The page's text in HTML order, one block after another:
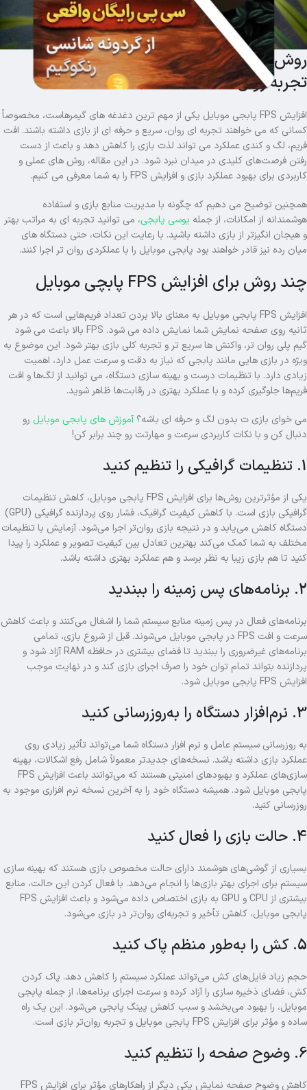
روش های افزایش FPS پابجی موبایل برای
تجربه روان
افزایش FPS پابجی موبایل یکی از مهم ترین دغدغه های گیمرهاست، مخصوصاً
کسانی که می خواهند تجربه ای روان، سریع و حرفه ای از بازی داشته باشند. افت
فریم، لگ و کندی عملکرد می تواند لذت بازی را کاهش دهد و باعث از دست
رفتن فرصت‌های کلیدی در میدان نبرد شود. در این مقاله، روش های عملی و
کاربردی برای بهبود عملکرد بازی و افزایش FPS را به شما معرفی می کنیم.
همچنین توضیح می دهیم که چگونه با مدیریت منابع بازی و استفاده
هوشمندانه از امکانات، از جمله یوسی پابجی، می توانید تجربه ای به مراتب بهتر
و هیجان انگیزتر از بازی داشته باشید. با رعایت این نکات، حتی دستگاه های
میان رده نیز قادر خواهند بود پابجی موبایل را با عملکردی روان تر اجرا کنند.
چند روش برای افزایش FPS پابچی موبایل
افزایش FPS پابجی موبایل به معنای بالا بردن تعداد فریم‌هایی است که در هر
ثانیه روی صفحه‌ نمایش شما نمایش داده می شود. FPS بالا باعث می شود
گیم‌ پلی روان تر، واکنش ها سریع تر و تجربه کلی بازی بهتر شود. این موضوع به‌
ویژه در بازی هایی مانند پابجی که نیاز به دقت و سرعت عمل دارد، اهمیت
زیادی دارد. با تنظیمات درست و بهینه‌ سازی دستگاه، می توانید از لگ‌ها و افت
فریم‌ها جلوگیری کرده و با عملکرد بهتری در رقابت‌ها ظاهر شوید.
می خوای بازی ت بدون لگ و حرفه ای باشه؟ آموزش های پابجی موبایل رو
دنبال کن و با نکات کاربردی سرعت و مهارتت رو چند برابر کن!
1. تنظیمات گرافیکی را تنظیم کنید
یکی از مؤثرترین روش‌ها برای افزایش FPS پابجی موبایل، کاهش تنظیمات
گرافیکی بازی است. با کاهش کیفیت گرافیک، فشار روی پردازنده گرافیکی (GPU)
دستگاه کاهش می‌یابد و در نتیجه بازی روان‌تر اجرا می‌شود. آزمایش با تنظیمات
مختلف به شما کمک می‌کند بهترین تعادل بین کیفیت تصویر و عملکرد را پیدا
کنید تا هم بازی زیبا به نظر برسد و هم عملکرد بهتری داشته باشد.
2. برنامه‌های پس زمینه را ببندید
برنامه‌های فعال در پس‌ زمینه منابع سیستم شما را اشغال می‌کنند و باعث کاهش
سرعت و افت FPS در پابجی موبایل می‌شوند. قبل از شروع بازی، تمامی
برنامه‌های غیرضروری را ببندید تا فضای بیشتری در حافظه RAM آزاد شود و
پردازنده بتواند تمام توان خود را صرف اجرای بازی کند و در نهایت موجب
افزایش FPS پابجی موبایل شود.
3. نرم‌افزار دستگاه را به‌روزرسانی کنید
به‌ روزرسانی سیستم‌ عامل و نرم‌ افزار دستگاه شما می‌تواند تأثیر زیادی روی
عملکرد بازی داشته باشد. نسخه‌های جدیدتر معمولاً شامل رفع اشکالات، بهینه‌
سازی‌های عملکرد و بهبودهای امنیتی هستند که می‌توانند باعث افزایش FPS
پابجی موبایل شود. همیشه دستگاه خود را به آخرین نسخه نرم‌ افزاری موجود به‌
روزرسانی کنید.
4. حالت بازی را فعال کنید
بسیاری از گوشی‌های هوشمند دارای حالت مخصوص بازی هستند که بهینه‌ سازی
سیستم برای اجرای بهتر بازی‌ها را انجام می‌دهد. با فعال کردن این حالت، منابع
بیشتری از CPU و GPU به بازی اختصاص داده می‌شود و باعث افزایش FPS
پابجی موبایل، کاهش تأخیر و تجربه‌ای روان‌تر در بازی می‌شود.
5. کش را به‌طور منظم پاک کنید
حجم زیاد فایل‌های کش می‌تواند عملکرد سیستم را کاهش دهد. پاک کردن
کش، فضای ذخیره‌ سازی را آزاد کرده و سرعت اجرای برنامه‌ها، از جمله پابجی
موبایل، را بهبود می‌بخشد و سبب کاهش پینگ پابجی می‌شود. این یک راه
ساده و مؤثر برای افزایش FPS پابجی موبایل و تجربه روان‌تر بازی است.
6. وضوح صفحه را تنظیم کنید
کاهش وضوح صفحه‌ نمایش یکی دیگر از راهکارهای مؤثر برای افزایش FPS